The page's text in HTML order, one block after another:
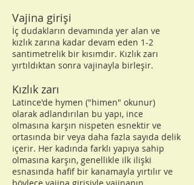
Vajina girişi
İç dudakların devamında yer alan ve
kızlık zarına kadar devam eden 1-2
santimetrelik bir kısımdır. Kızlık zarı
yırtıldıktan sonra vajinayla birleşir.
Kızlık zarı
Latince'de hymen ("himen" okunur)
olarak adlandırılan bu yapı, ince
olmasına karşın nispeten esnektir ve
ortasında bir veya daha fazla sayıda delik
içerir. Her kadında farklı yapıya sahip
olmasına karşın, genellikle ilk ilişki
esnasında hafif bir kanamayla yırtılır ve